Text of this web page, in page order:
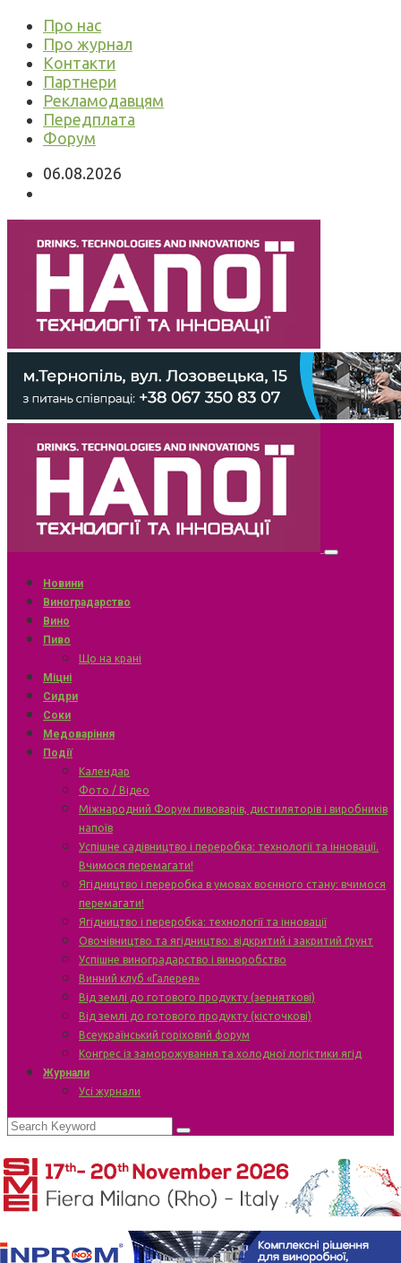
Про нас
Про журнал
Контакти
Партнери
Рекламодавцям
Передплата
Форум
06.08.2026
Новини
Виноградарство
Вино
Пиво
Що на крані
Міцні
Сидри
Соки
Медоваріння
Події
Календар
Фото / Відео
Міжнародний Форум пивоварів, дистиляторів і виробників
напоїв
Успішне садівництво і переробка: технології та інновації.
Вчимося перемагати!
Ягідництво і переробка в умовах воєнного стану: вчимося
перемагати!
Ягідництво і переробка: технології та інновації
Овочівництво та ягідництво: відкритий і закритий ґрунт
Успішне виноградарство і виноробство
Винний клуб «Галерея»
Від землі до готового продукту (зерняткові)
Від землі до готового продукту (кісточкові)
Всеукраїнський горіховий форум
Конгрес із заморожування та холодної логістики ягід
Журнали
Усі журнали